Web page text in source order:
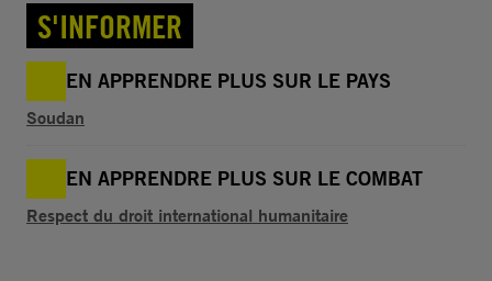
S'INFORMER
EN APPRENDRE PLUS SUR LE PAYS
Soudan
EN APPRENDRE PLUS SUR LE COMBAT
Respect du droit international humanitaire